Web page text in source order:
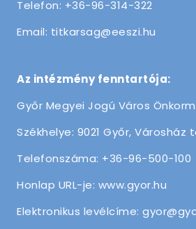
Telefon: +36-96-314-322
Email: titkarsag@eeszi.hu
Az intézmény fenntartója:
Győr Megyei Jogú Város
Székhelye: 9021 Győr, Városház
Telefonszáma: +36-96-500-100
Honlap URL-je: www.gyor.hu
Elektronikus levélcíme: